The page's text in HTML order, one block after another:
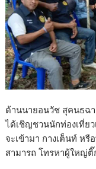
ด้านนายอนวัช สุคนธฉ
ได้เชิญชวนนักท่องเที่ย
จะเข้ามา กางเต็นท์ ห
สามารถ โทรหาผู้ใหญ่